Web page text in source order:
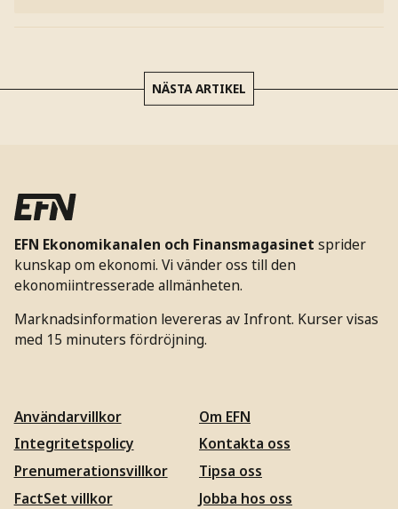
NÄSTA ARTIKEL
EFN Ekonomikanalen och Finansmagasinet sprider
kunskap om ekonomi. Vi vänder oss till den
ekonomiintresserade allmänheten.
Marknadsinformation levereras av Infront. Kurser visas
med 15 minuters fördröjning.
Användarvillkor
Integritetspolicy
Prenumerationsvillkor
FactSet villkor
Om EFN
Kontakta oss
Tipsa oss
Jobba hos oss